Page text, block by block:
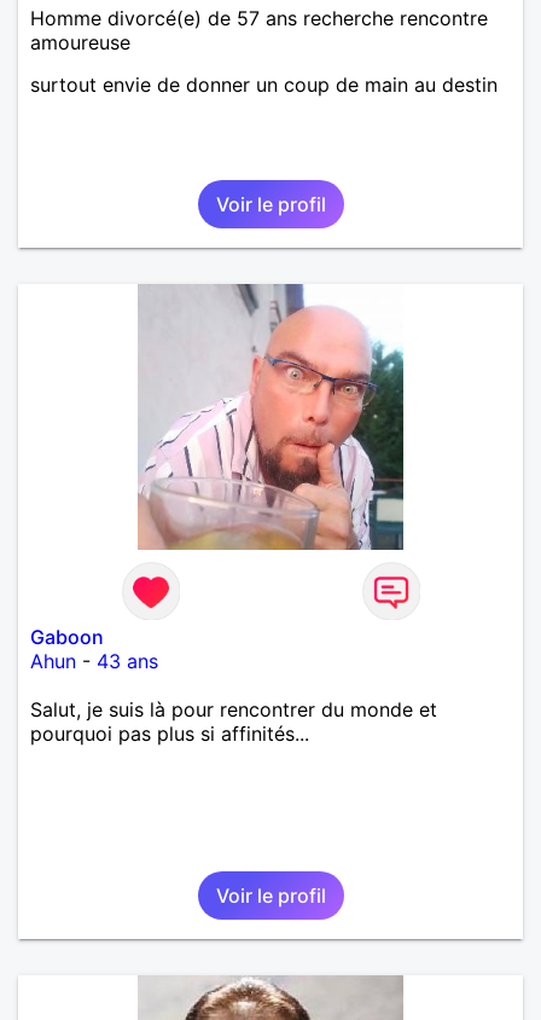
Homme divorcé(e) de 57 ans recherche rencontre
amoureuse
surtout envie de donner un coup de main au destin
Voir le profil
Gaboon
Ahun - 43 ans
Salut, je suis là pour rencontrer du monde et
pourquoi pas plus si affinités...
Voir le profil